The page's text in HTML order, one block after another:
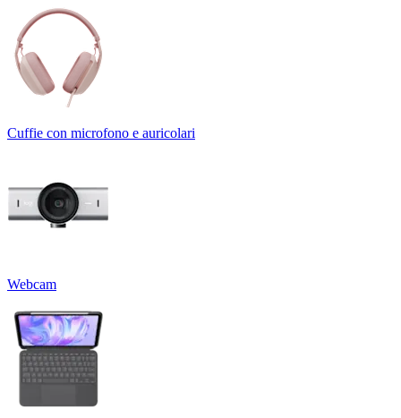
Cuffie con microfono e auricolari
Webcam